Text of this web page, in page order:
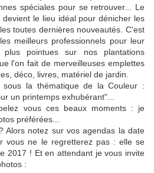
spéciales pour se retrouver... Le
le lieu idéal pour dénicher les
toutes dernières nouveautés. C'est
meilleurs professionnels pour leur
pointues sur nos plantations
l'on fait de merveilleuses emplettes
déco, livres, matériel de jardin.
sous la thématique de la Couleur :
un printemps exhubérant"...
vous ces beaux moments : je
préférées...
Alors notez sur vos agendas la date
vous ne le regretterez pas : elle se
2017 ! Et en attendant je vous invite
: